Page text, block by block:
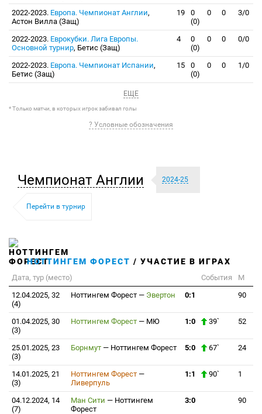
2022-2023. Европа. Чемпионат Англии,
Астон Вилла (Защ)
19
0
(0)
0 0 3/0
2022-2023. Еврокубки. Лига Европы.
Основной турнир, Бетис (Защ)
4
0
(0)
0 0 0/0
2022-2023. Европа. Чемпионат Испании,
Бетис (Защ)
15
0
(0)
0 0 1/0
ЕЩЕ
* Только матчи, в которых игрок забивал голы
? Условные обозначения
Чемпионат Англии 2024-25
Перейти в турнир
НОТТИНГЕМ ФОРЕСТ / УЧАСТИЕ В ИГРАХ
Дата, тур (место) События
М
12.04.2025, 32
(4)
Ноттингем Форест — Эвертон 0:1 90
01.04.2025, 30
(3)
Ноттингем Форест — МЮ 1:0 39` 52
25.01.2025, 23
(3)
Борнмут — Ноттингем Форест 5:0 67` 24
14.01.2025, 21
(3)
Ноттингем Форест —
Ливерпуль
1:1 90` 1
04.12.2024, 14
(7)
Ман Сити — Ноттингем
Форест
3:0 90